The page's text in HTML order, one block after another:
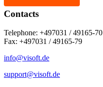
Contacts
Telephone: +497031 / 49165-70
Fax: +497031 / 49165-79
info@visoft.de
support@visoft.de